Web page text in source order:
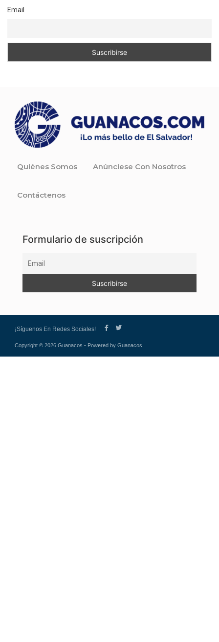
Email
Quiénes Somos Anúnciese Con Nosotros
Contáctenos
Formulario de suscripción
Copyright © 2026 Guanacos - Powered by Guanacos
¡Síguenos En Redes Sociales!